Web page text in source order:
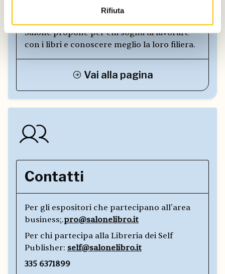
Rifiuta
Salone propone per chi sogna di lavorare
con i libri e conoscere meglio la loro filiera.
Vai alla pagina
Contatti
Per gli espositori che partecipano all'area
business:.pro@salonelibro.it
Per chi partecipa alla Libreria dei Self
Publisher: self@salonelibro.it
335 6371899